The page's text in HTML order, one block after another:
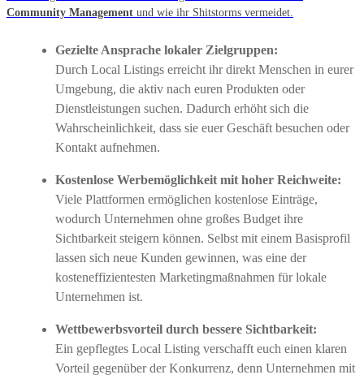
Community Management und wie ihr Shitstorms vermeidet.
Gezielte Ansprache lokaler Zielgruppen:
Durch Local Listings erreicht ihr direkt Menschen in eurer
Umgebung, die aktiv nach euren Produkten oder
Dienstleistungen suchen. Dadurch erhöht sich die
Wahrscheinlichkeit, dass sie euer Geschäft besuchen oder
Kontakt aufnehmen.
Kostenlose Werbemöglichkeit mit hoher Reichweite:
Viele Plattformen ermöglichen kostenlose Einträge,
wodurch Unternehmen ohne großes Budget ihre
Sichtbarkeit steigern können. Selbst mit einem Basisprofil
lassen sich neue Kunden gewinnen, was eine der
kosteneffizientesten Marketingmaßnahmen für lokale
Unternehmen ist.
Wettbewerbsvorteil durch bessere Sichtbarkeit:
Ein gepflegtes Local Listing verschafft euch einen klaren
Vorteil gegenüber der Konkurrenz, denn Unternehmen mit